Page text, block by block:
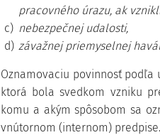
pracovného úrazu, ak
c) nebezpečnej udalosti,
d) závažnej priemyselnej
Oznamovaciu povinnosť podľa
ktorá bola svedkom vzniku
komu a akým spôsobom sa
vnútornom (internom) predpise.